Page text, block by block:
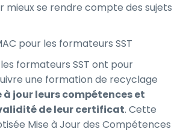
mieux se rendre compte des sujets
pour les formateurs SST
les formateurs SST ont pour
une formation de recyclage
jour leurs compétences et
de leur certificat. Cette
Mise à Jour des Compétences